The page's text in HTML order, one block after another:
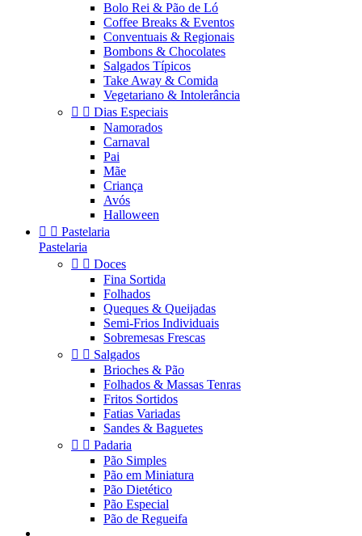
Bolo Rei & Pão de Ló
Coffee Breaks & Eventos
Conventuais & Regionais
Bombons & Chocolates
Salgados Típicos
Take Away & Comida
Vegetariano & Intolerância
  Dias Especiais
Namorados
Carnaval
Pai
Mãe
Criança
Avós
Halloween
  Pastelaria
Pastelaria
  Doces
Fina Sortida
Folhados
Queques & Queijadas
Semi-Frios Individuais
Sobremesas Frescas
  Salgados
Brioches & Pão
Folhados & Massas Tenras
Fritos Sortidos
Fatias Variadas
Sandes & Baguetes
  Padaria
Pão Simples
Pão em Miniatura
Pão Dietético
Pão Especial
Pão de Regueifa